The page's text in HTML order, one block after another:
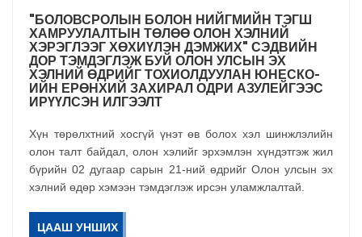
"БОЛОВСРОЛЫН БОЛОН НИЙГМИЙН ТЭГШ
ХАМРУУЛАЛТЫН ТӨЛӨӨ ОЛОН ХЭЛНИЙ
ХЭРЭГЛЭЭГ ХӨХИҮЛЭН ДЭМЖИХ" СЭДВИЙН
ДОР ТЭМДЭГЛЭЖ БУЙ ОЛОН УЛСЫН ЭХ
ХЭЛНИЙ ӨДРИЙГ ТОХИОЛДУУЛАН ЮНЕСКО-
ИЙН ЕРӨНХИЙ ЗАХИРАЛ ОДРИ АЗУЛЕЙГЭЭС
ИРҮҮЛСЭН ИЛГЭЭЛТ
Хүн төрөлхтний хосгүй үнэт өв болох хэл шинжлэлийн
олон талт байдал, олон хэлийг эрхэмлэн хүндэтгэж жил
бүрийн 02 дугаар сарын 21-ний өдрийг Олон улсын эх
хэлний өдөр хэмээн тэмдэглэж ирсэн уламжлалтай.
ЦААШ УНШИХ